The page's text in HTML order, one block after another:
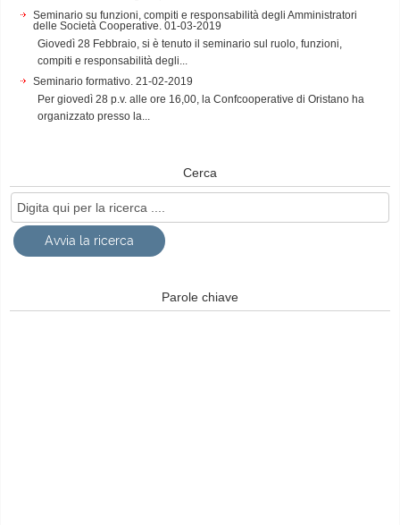
Seminario su funzioni, compiti e responsabilità degli Amministratori
delle Società Cooperative. 01-03-2019
Giovedì 28 Febbraio, si è tenuto il seminario sul ruolo, funzioni,
compiti e responsabilità degli...
Seminario formativo. 21-02-2019
Per giovedì 28 p.v. alle ore 16,00, la Confcooperative di Oristano ha
organizzato presso la...
Cerca
Parole chiave